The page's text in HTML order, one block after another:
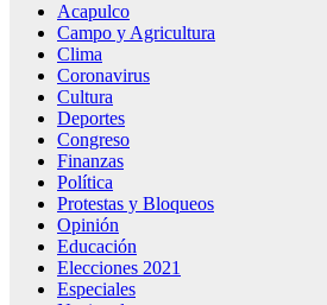
Acapulco
Campo y Agricultura
Clima
Coronavirus
Cultura
Deportes
Congreso
Finanzas
Política
Protestas y Bloqueos
Opinión
Educación
Elecciones 2021
Especiales